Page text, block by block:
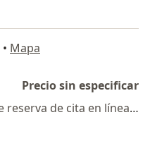
• Mapa
Precio sin especificar
Este especialista no ofrece reserva de cita en línea en esta dirección.